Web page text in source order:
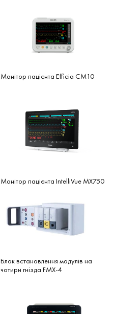
Монітор пацієнта Efficia CM10
Монітор пацієнта IntelliVue MX750
Блок встановлення модулів на
чотири гнізда FMX-4